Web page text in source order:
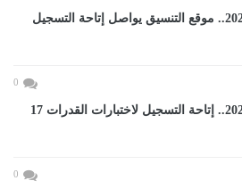
تنسيق الجامعات 2026.. موقع التنسيق يواصل إتاحة التسجيل
0
تنسيق الجامعات 2026.. إتاحة التسجيل لاختبارات القدرات 17
0